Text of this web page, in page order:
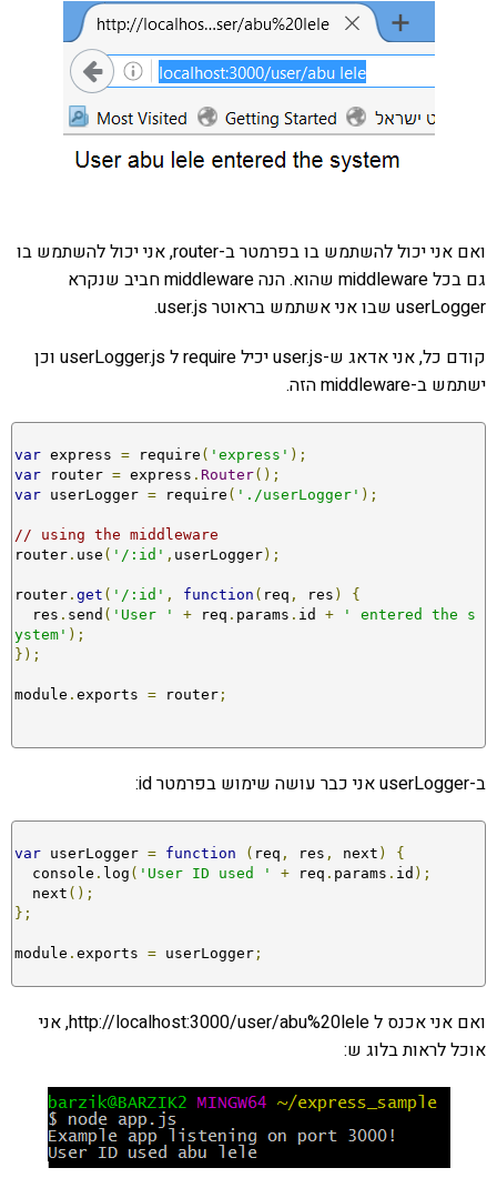
ואם אני יכול להשתמש בו בפרמטר ב-router, אני יכול להשתמש בו
גם בכל middleware שהוא. הנה middleware חביב שנקרא
userLogger שבו אני אשתמש בראוטר user.js.
קודם כל, אני אדאג ש-user.js יכיל require ל userLogger.js וכן
ישתמש ב-middleware הזה.
var express = require ( 'express' );
var router = express . Router();
var userLogger = require ( './userLogger' );
// using the middleware
router . use ( '/:id' , userLogger );
router . get ( '/:id' , function ( req , res )
{
  res
. send ( 'User ' + req . params . id +
' entered the s
ystem' );
});
module . exports = router ;
ב-userLogger אני כבר עושה שימוש בפרמטר id:
var userLogger = function ( req , res , next )
{
  console
. log ( 'User ID used ' + req . params . id );
  next
();
};
module . exports = userLogger ;
ואם אני אכנס ל http://localhost:3000/user/abu%20lele, אני
אוכל לראות בלוג ש: